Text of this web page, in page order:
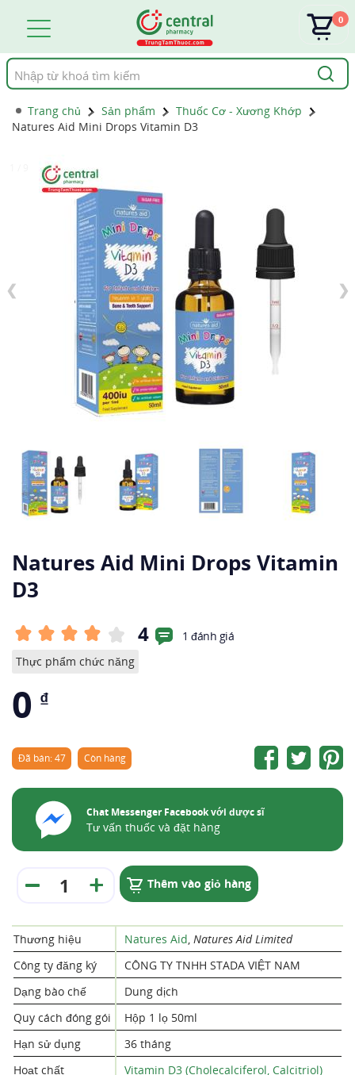
Tìm
kiếm
0
Trang chủ Sản phẩm
Thuốc Cơ - Xương Khớp
Natures Aid Mini Drops Vitamin D3
❮ ❯
Natures Aid Mini Drops Vitamin
D3
4
1 đánh giá
Thực phẩm chức năng
0 ₫
Đã bán: 47 Còn hàng
Chat Messenger Facebook với dược sĩ
Tư vấn thuốc và đặt hàng
Thêm vào giỏ hàng
Thương hiệu Natures Aid, Natures Aid Limited
Công ty đăng ký
CÔNG TY TNHH STADA VIỆT NAM
Dạng bào chế
Dung dịch
Quy cách đóng gói
Hộp 1 lọ 50ml
Hạn sử dụng
36 tháng
Hoạt chất
Vitamin D3 (Cholecalciferol, Calcitriol)